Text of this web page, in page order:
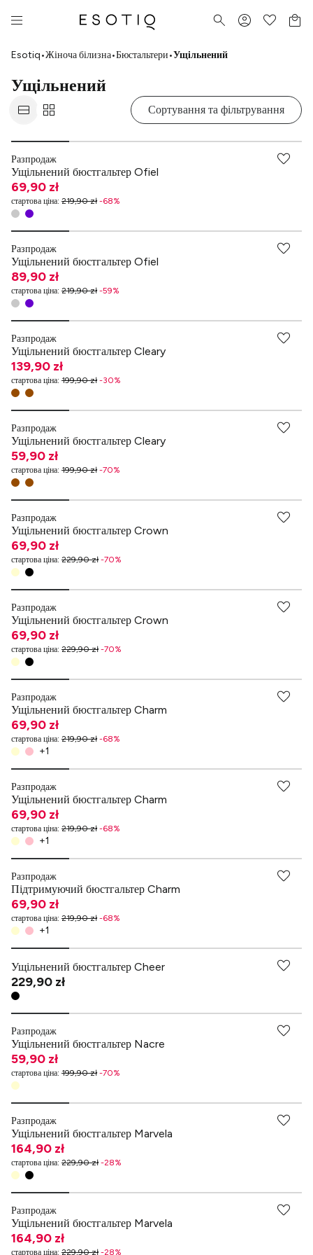
Esotiq•Жіноча білизна•Бюстальтери•Ущільнений
Ущільнений
Сортування та фільтрування
Разпродаж
Ущільнений бюстгальтер Ofiel
69,90 zł
стартова ціна: 219,90 zł -68%
Разпродаж
Ущільнений бюстгальтер Ofiel
89,90 zł
стартова ціна: 219,90 zł -59%
Разпродаж
Ущільнений бюстгальтер Cleary
139,90 zł
стартова ціна: 199,90 zł -30%
Разпродаж
Ущільнений бюстгальтер Cleary
59,90 zł
стартова ціна: 199,90 zł -70%
Разпродаж
Ущільнений бюстгальтер Crown
69,90 zł
стартова ціна: 229,90 zł -70%
Разпродаж
Ущільнений бюстгальтер Crown
69,90 zł
стартова ціна: 229,90 zł -70%
Разпродаж
Ущільнений бюстгальтер Charm
69,90 zł
стартова ціна: 219,90 zł -68%
+1
Разпродаж
Ущільнений бюстгальтер Charm
69,90 zł
стартова ціна: 219,90 zł -68%
+1
Разпродаж
Підтримуючий бюстгальтер Charm
69,90 zł
стартова ціна: 219,90 zł -68%
+1
Ущільнений бюстгальтер Cheer
229,90 zł
Разпродаж
Ущільнений бюстгальтер Nacre
59,90 zł
стартова ціна: 199,90 zł -70%
Разпродаж
Ущільнений бюстгальтер Marvela
164,90 zł
стартова ціна: 229,90 zł -28%
Разпродаж
Ущільнений бюстгальтер Marvela
164,90 zł
стартова ціна: 229,90 zł -28%